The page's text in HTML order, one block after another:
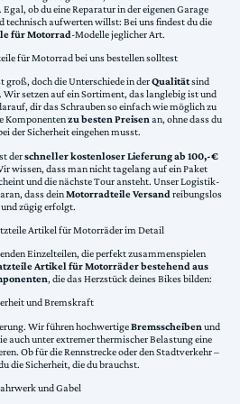
ob du eine Reparatur in der eigenen Garage
technisch aufwerten willst: Bei uns findest du die
für Motorrad-Modelle jeglicher Art.
für Motorrad bei uns bestellen solltest
groß, doch die Unterschiede in derQualitätsind
Wir setzen auf ein Sortiment, das langlebig ist und
dir das Schrauben so einfach wie möglich zu
Komponentenzu besten Preisenan, ohne dass du
der Sicherheit eingehen musst.
derschneller kostenloser Lieferung ab 100,-€
wissen, dass man nicht tagelang auf ein Paket
und die nächste Tour ansteht. Unser Logistik-
dass deinMotorradteile Versand reibungslos
und zügig erfolgt.
Artikel für Motorräder im Detail
Einzelteilen, die perfekt zusammenspielen
Artikel für Motorräder bestehend aus
, die das Herzstück deines Bikes bilden:
und Bremskraft
Wir führen hochwertigeBremsscheiben und
auch unter extremer thermischer Belastung eine
Ob für die Rennstrecke oder den Stadtverkehr –
die Sicherheit, die du brauchst.
und Gabel